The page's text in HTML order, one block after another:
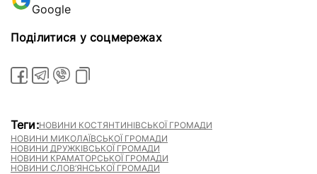
Google
Поділитися у соцмережах
Теги:НОВИНИ КОСТЯНТИНІВСЬКОЇ ГРОМАДИ
НОВИНИ МИКОЛАЇВСЬКОЇ ГРОМАДИ
НОВИНИ ДРУЖКІВСЬКОЇ ГРОМАДИ
НОВИНИ КРАМАТОРСЬКОЇ ГРОМАДИ
НОВИНИ СЛОВ’ЯНСЬКОЇ ГРОМАДИ